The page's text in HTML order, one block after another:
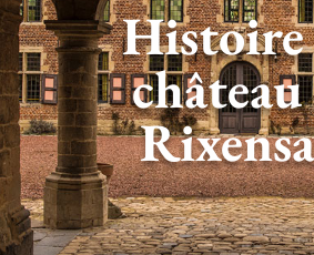
château